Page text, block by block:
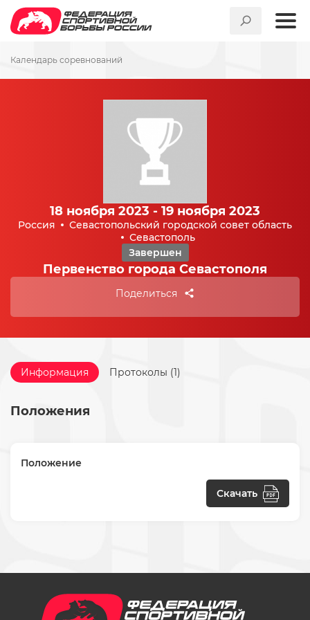
Календарь соревнований
18 ноября 2023 - 19 ноября 2023
Россия
Севастопольский городской совет область
Севастополь
Завершен
Первенство города Севастополя
Поделиться
Информация Протоколы (1)
Положения
Положение
Скачать